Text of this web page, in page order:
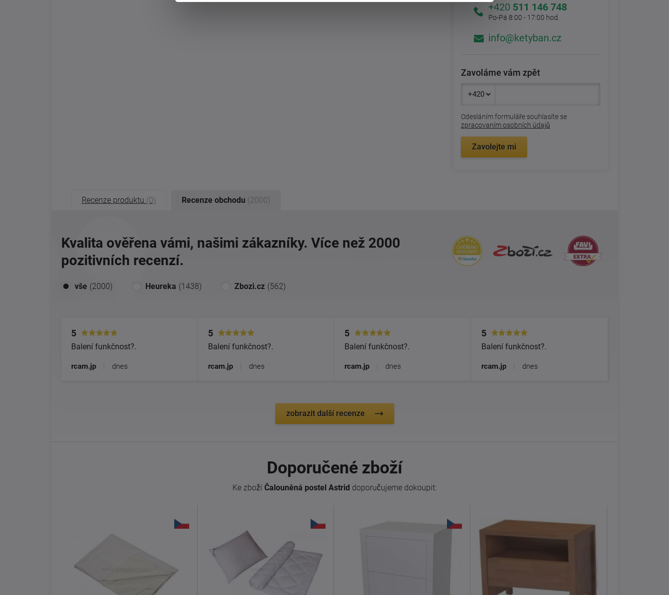
+420 511 146 748
Po-Pá 8:00 - 17:00 hod.
info@ketyban.cz
Zavoláme vám zpět
Odesláním formuláře souhlasíte se
zpracovaním osobních údajů
Zavolejte mi
Recenze produktu (0) Recenze obchodu (2000)
Kvalita ověřena vámi, našimi zákazníky. Více než 2000
pozitivních recenzí.
vše (2000) Heureka (1438) Zbozi.cz (562)
5
Balení funkčnost?.
rcam.jp dnes
5
Balení funkčnost?.
rcam.jp dnes
5
Balení funkčnost?.
rcam.jp dnes
5
Balení funkčnost?.
rcam.jp dnes
zobrazit další recenze
Doporučené zboží
Ke zboží Čalouněná postel Astrid doporučujeme dokoupit: